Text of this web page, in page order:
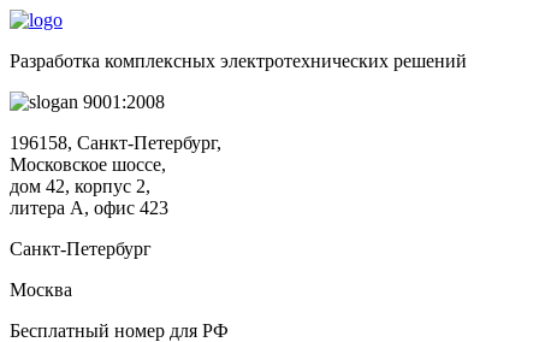
Разработка комплексных электротехнических решений
9001:2008
196158, Санкт-Петербург,
Московское шоссе,
дом 42, корпус 2,
литера А, офис 423
Санкт-Петербург
Москва
Бесплатный номер для РФ